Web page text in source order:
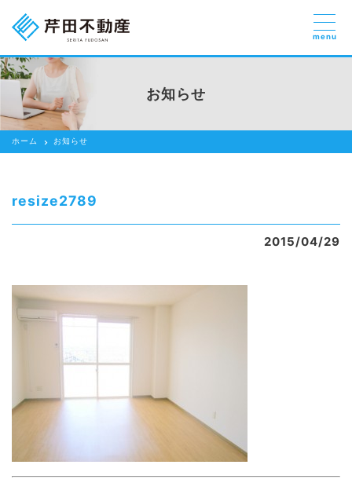
売りたい
貸したい方
借りたい
芹田不動産の強み
スタッフ紹介
会社紹介
退去連絡フォームはこちら
menu
お知らせ
ホーム お知らせ
resize2789
2015/04/29